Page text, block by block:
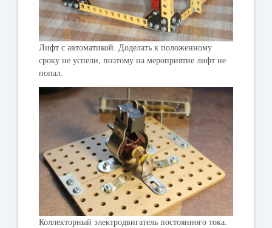
Лифт с автоматикой. Доделать к положенному
сроку не успели, поэтому на мероприятие лифт не
попал.
Коллекторный электродвигатель постоянного тока.